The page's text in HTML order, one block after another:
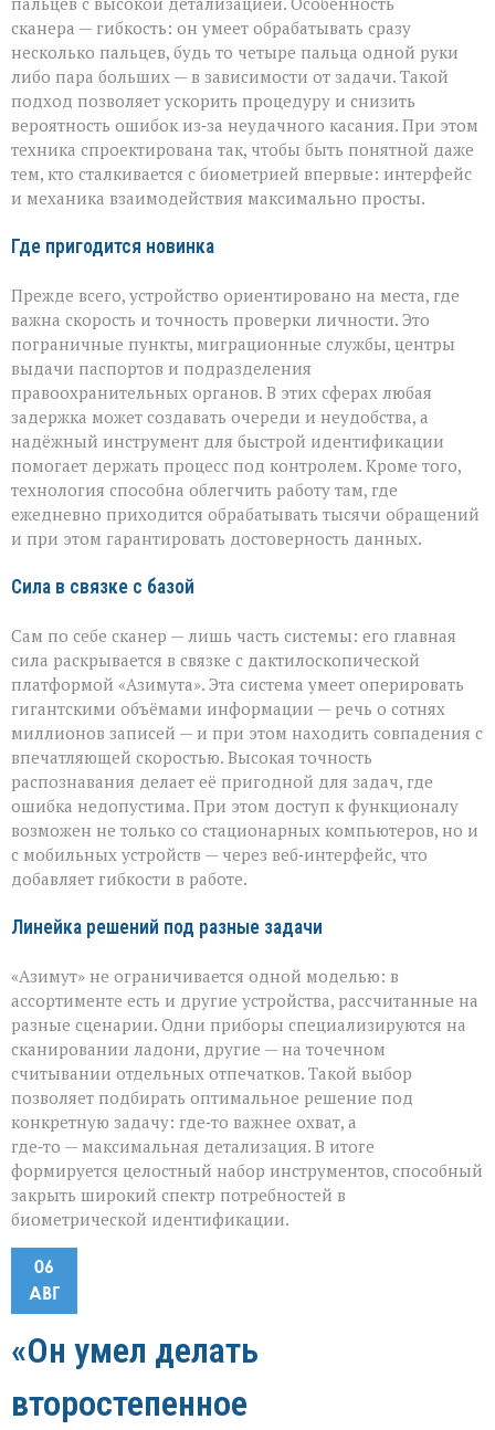
сканера — гибкость: он умеет обрабатывать сразу
несколько пальцев, будь то четыре пальца одной руки
либо пара больших — в зависимости от задачи. Такой
подход позволяет ускорить процедуру и снизить
вероятность ошибок из‑за неудачного касания. При этом
техника спроектирована так, чтобы быть понятной даже
тем, кто сталкивается с биометрией впервые: интерфейс
и механика взаимодействия максимально просты.
Где пригодится новинка
Прежде всего, устройство ориентировано на места, где
важна скорость и точность проверки личности. Это
пограничные пункты, миграционные службы, центры
выдачи паспортов и подразделения
правоохранительных органов. В этих сферах любая
задержка может создавать очереди и неудобства, а
надёжный инструмент для быстрой идентификации
помогает держать процесс под контролем. Кроме того,
технология способна облегчить работу там, где
ежедневно приходится обрабатывать тысячи обращений
и при этом гарантировать достоверность данных.
Сила в связке с базой
Сам по себе сканер — лишь часть системы: его главная
сила раскрывается в связке с дактилоскопической
платформой «Азимута». Эта система умеет оперировать
гигантскими объёмами информации — речь о сотнях
миллионов записей — и при этом находить совпадения с
впечатляющей скоростью. Высокая точность
распознавания делает её пригодной для задач, где
ошибка недопустима. При этом доступ к функционалу
возможен не только со стационарных компьютеров, но и
с мобильных устройств — через веб‑интерфейс, что
добавляет гибкости в работе.
Линейка решений под разные задачи
«Азимут» не ограничивается одной моделью: в
ассортименте есть и другие устройства, рассчитанные на
разные сценарии. Одни приборы специализируются на
сканировании ладони, другие — на точечном
считывании отдельных отпечатков. Такой выбор
позволяет подбирать оптимальное решение под
конкретную задачу: где‑то важнее охват, а
где‑то — максимальная детализация. В итоге
формируется целостный набор инструментов, способный
закрыть широкий спектр потребностей в
биометрической идентификации.
06
АВГ
«Он умел делать
второстепенное